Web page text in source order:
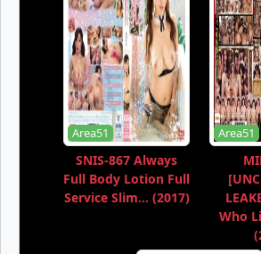
Area51
SNIS-867 Always
Full Body Lotion Full
Service Slim... (2017)
Area51
Who